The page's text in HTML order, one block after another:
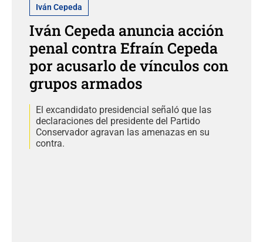
Iván Cepeda
Iván Cepeda anuncia acción
penal contra Efraín Cepeda
por acusarlo de vínculos con
grupos armados
El excandidato presidencial señaló que las
declaraciones del presidente del Partido
Conservador agravan las amenazas en su
contra.